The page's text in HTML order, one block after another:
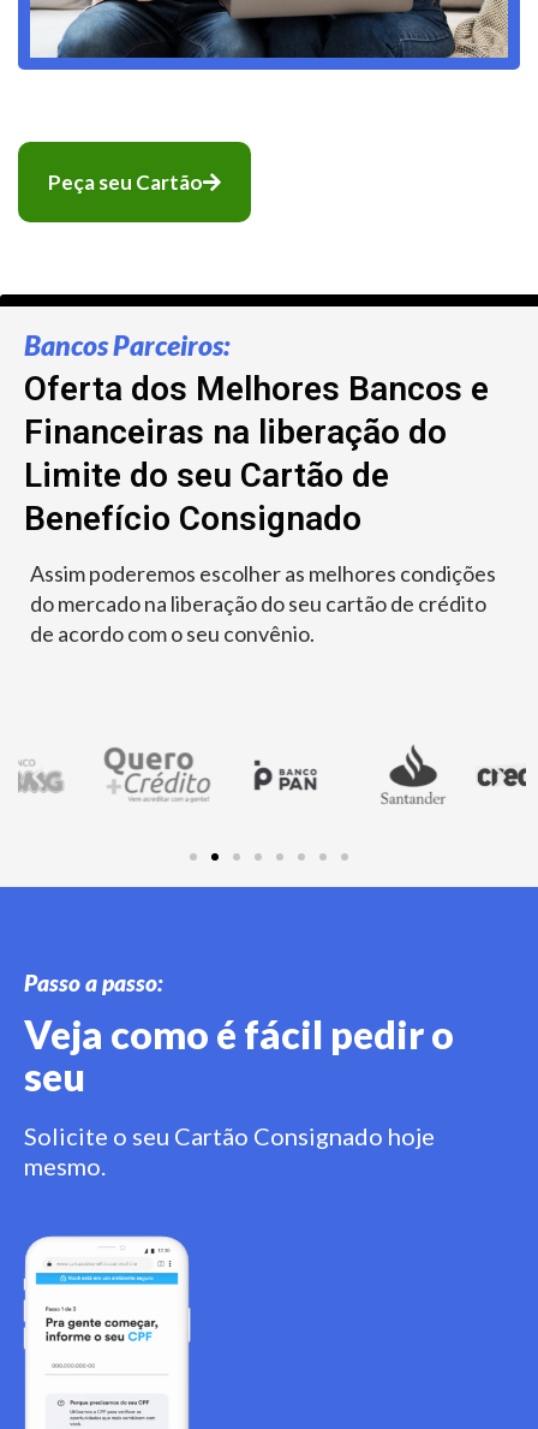
Peça seu Cartão
Bancos Parceiros:
Oferta dos Melhores Bancos e
Financeiras na liberação do
Limite do seu Cartão de
Benefício Consignado
Assim poderemos escolher as melhores condições
do mercado na liberação do seu cartão de crédito
de acordo com o seu convênio.
Passo a passo:
Veja como é fácil pedir o
seu
Solicite o seu Cartão Consignado hoje
mesmo.